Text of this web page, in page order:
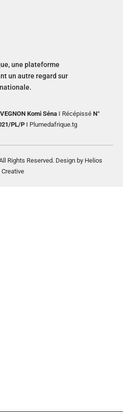
une plateforme
un autre regard sur
Komi SénaI RécépisséN°
PL/PI Plumedafrique.tg
Rights Reserved. Design by Helios
Creative